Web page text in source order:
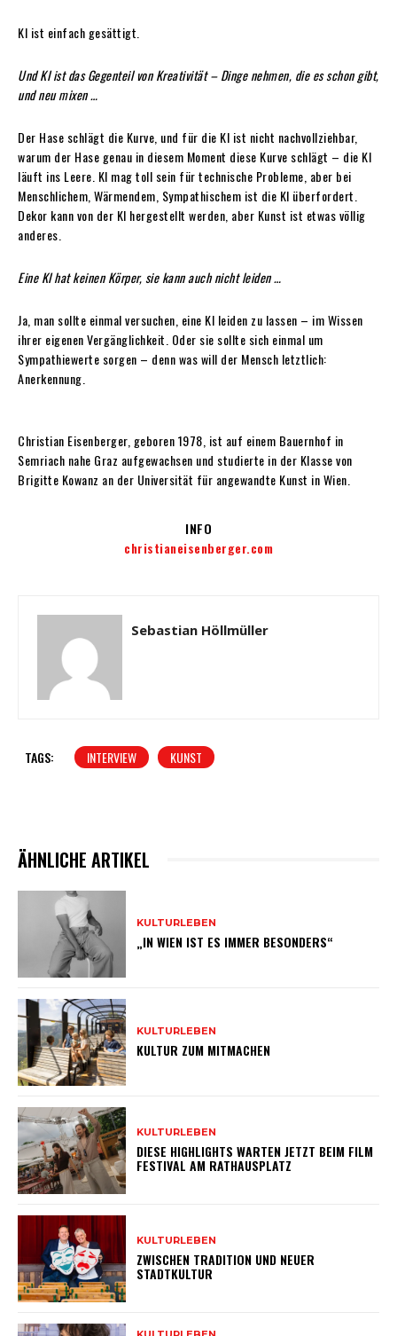
KI ist einfach gesättigt.
Und KI ist das Gegenteil von Kreativität – Dinge nehmen, die es schon gibt,
und neu mixen …
Der Hase schlägt die Kurve, und für die KI ist nicht nachvollziehbar,
warum der Hase genau in diesem Moment diese Kurve schlägt – die KI
läuft ins Leere. KI mag toll sein für technische Probleme, aber bei
Menschlichem, Wärmendem, Sympathischem ist die KI überfordert.
Dekor kann von der KI hergestellt werden, aber Kunst ist etwas völlig
anderes.
Eine KI hat keinen Körper, sie kann auch nicht leiden …
Ja, man sollte einmal versuchen, eine KI leiden zu lassen – im Wissen
ihrer eigenen Vergänglichkeit. Oder sie sollte sich einmal um
Sympathiewerte sorgen – denn was will der Mensch letztlich:
Anerkennung.
Christian Eisenberger, geboren 1978, ist auf einem Bauernhof in
Semriach nahe Graz aufgewachsen und studierte in der Klasse von
Brigitte Kowanz an der Universität für angewandte Kunst in Wien.
INFO
christianeisenberger.com
Sebastian Höllmüller
TAGS: INTERVIEW KUNST
ÄHNLICHE ARTIKEL
KULTURLEBEN
„IN WIEN IST ES IMMER BESONDERS“
KULTURLEBEN
KULTUR ZUM MITMACHEN
KULTURLEBEN
DIESE HIGHLIGHTS WARTEN JETZT BEIM FILM
FESTIVAL AM RATHAUSPLATZ
KULTURLEBEN
ZWISCHEN TRADITION UND NEUER
STADTKULTUR